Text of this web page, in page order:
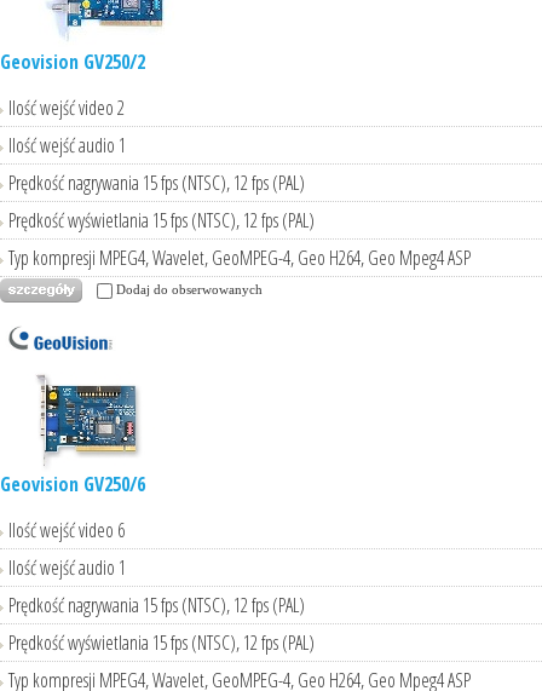
Geovision GV250/2
Ilość wejść video 2
Ilość wejść audio 1
Prędkość nagrywania 15 fps (NTSC), 12 fps (PAL)
Prędkość wyświetlania 15 fps (NTSC), 12 fps (PAL)
Typ kompresji MPEG4, Wavelet, GeoMPEG-4, Geo H264, Geo Mpeg4 ASP
Dodaj do obserwowanych
Geovision GV250/6
Ilość wejść video 6
Ilość wejść audio 1
Prędkość nagrywania 15 fps (NTSC), 12 fps (PAL)
Prędkość wyświetlania 15 fps (NTSC), 12 fps (PAL)
Typ kompresji MPEG4, Wavelet, GeoMPEG-4, Geo H264, Geo Mpeg4 ASP